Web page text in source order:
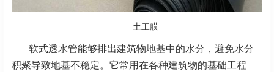
土工膜
软式透水管能够排出建筑物地基中的水分，避免水分
积聚导致地基不稳定。它常用在各种建筑物的基础工程